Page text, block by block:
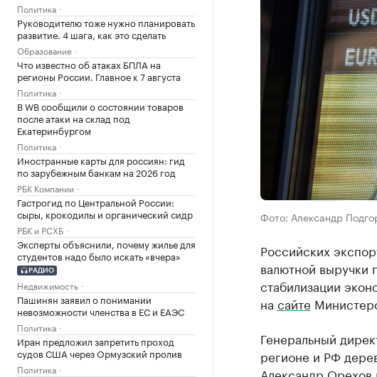
Политика
Руководителю тоже нужно планировать
развитие. 4 шага, как это сделать
Образование
Что известно об атаках БПЛА на
регионы России. Главное к 7 августа
Политика
В WB сообщили о состоянии товаров
после атаки на склад под
Екатеринбургом
Политика
Иностранные карты для россиян: гид
по зарубежным банкам на 2026 год
РБК Компании
Гастрогид по Центральной России:
сыры, крокодилы и органический сидр
РБК и РСХБ
Эксперты объяснили, почему жилье для
студентов надо было искать «вчера»
РАДИО
Недвижимость
Пашинян заявил о понимании
невозможности членства в ЕС и ЕАЭС
Политика
Иран предложил запретить проход
судов США через Ормузский пролив
Политика
Фото: Александр
Российских
валютной выручки
стабилизации
на сайте
Генеральный
регионе и РФ